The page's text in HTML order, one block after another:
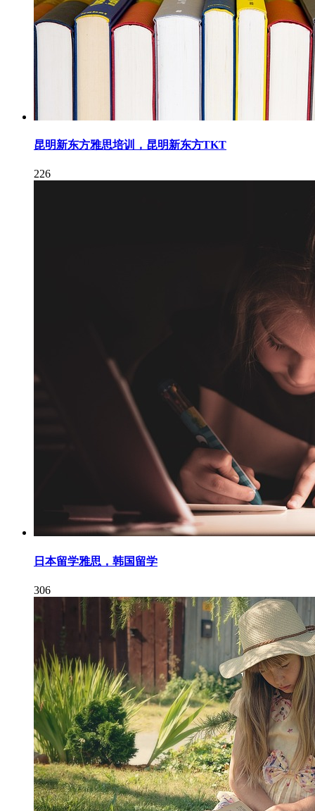
昆明新东方雅思培训，昆明新东方TKT
226
日本留学雅思，韩国留学
306